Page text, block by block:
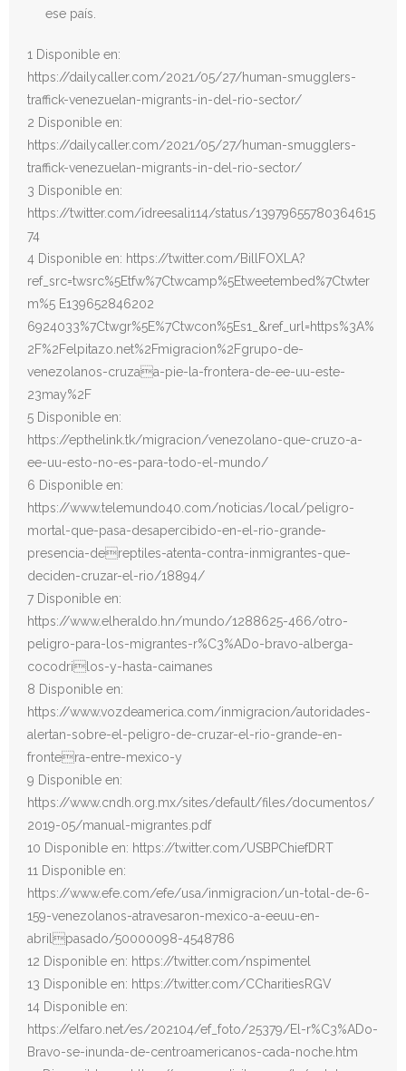
ese país.
1 Disponible en:
https://dailycaller.com/2021/05/27/human-smugglers-
traffick-venezuelan-migrants-in-del-rio-sector/
2 Disponible en:
https://dailycaller.com/2021/05/27/human-smugglers-
traffick-venezuelan-migrants-in-del-rio-sector/
3 Disponible en:
https://twitter.com/idreesali114/status/13979655780364615
74
4 Disponible en: https://twitter.com/BillFOXLA?
ref_src=twsrc%5Etfw%7Ctwcamp%5Etweetembed%7Ctwter
m%5 E139652846202
6924033%7Ctwgr%5E%7Ctwcon%5Es1_&ref_url=https%3A%
2F%2Felpitazo.net%2Fmigracion%2Fgrupo-de-
venezolanos-cruzaa-pie-la-frontera-de-ee-uu-este-
23may%2F
5 Disponible en:
https://epthelink.tk/migracion/venezolano-que-cruzo-a-
ee-uu-esto-no-es-para-todo-el-mundo/
6 Disponible en:
https://www.telemundo40.com/noticias/local/peligro-
mortal-que-pasa-desapercibido-en-el-rio-grande-
presencia-dereptiles-atenta-contra-inmigrantes-que-
deciden-cruzar-el-rio/18894/
7 Disponible en:
https://www.elheraldo.hn/mundo/1288625-466/otro-
peligro-para-los-migrantes-r%C3%ADo-bravo-alberga-
cocodrilos-y-hasta-caimanes
8 Disponible en:
https://www.vozdeamerica.com/inmigracion/autoridades-
alertan-sobre-el-peligro-de-cruzar-el-rio-grande-en-
frontera-entre-mexico-y
9 Disponible en:
https://www.cndh.org.mx/sites/default/files/documentos/
2019-05/manual-migrantes.pdf
10 Disponible en: https://twitter.com/USBPChiefDRT
11 Disponible en:
https://www.efe.com/efe/usa/inmigracion/un-total-de-6-
159-venezolanos-atravesaron-mexico-a-eeuu-en-
abrilpasado/50000098-4548786
12 Disponible en: https://twitter.com/nspimentel
13 Disponible en: https://twitter.com/CCharitiesRGV
14 Disponible en:
https://elfaro.net/es/202104/ef_foto/25379/El-r%C3%ADo-
Bravo-se-inunda-de-centroamericanos-cada-noche.htm